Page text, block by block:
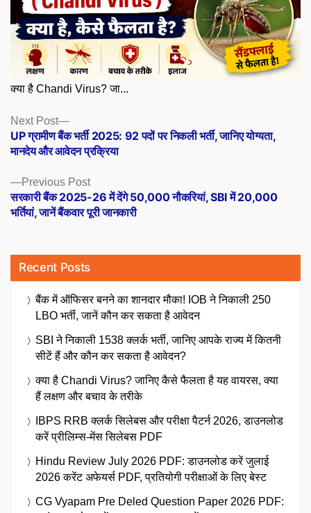
क्या है Chandi Virus? जा...
Posts
navigation
Previous PostPrevious
post:
सरकारी बैंक 2025-26 में देंगे 50,000 नौकरियां, SBI में 20,000
भर्तियां, जानें बैंकवार पूरी जानकारी
Next Post
Next
post:
UP ग्रामीण बैंक भर्ती 2025: 92 पदों पर निकली भर्ती, जानिए योग्यता,
मानदेय और आवेदन प्रक्रिया
Recent Posts
बैंक में ऑफिसर बनने का शानदार मौका! IOB ने निकाली 250
LBO भर्ती, जानें कौन कर सकता है आवेदन
SBI ने निकाली 1538 क्लर्क भर्ती, जानिए आपके राज्य में कितनी
सीटें हैं और कौन कर सकता है आवेदन?
क्या है Chandi Virus? जानिए कैसे फैलता है यह वायरस, क्या
हैं लक्षण और बचाव के तरीके
IBPS RRB क्लर्क सिलेबस और परीक्षा पैटर्न 2026, डाउनलोड
करें प्रीलिम्स-मेंस सिलेबस PDF
Hindu Review July 2026 PDF: डाउनलोड करें जुलाई
2026 करेंट अफेयर्स PDF, प्रतियोगी परीक्षाओं के लिए बेस्ट
CG Vyapam Pre Deled Question Paper 2026 PDF: